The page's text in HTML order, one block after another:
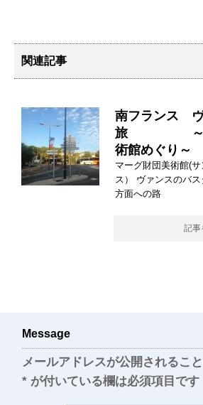
関連記事
南フランス
旅 ～ニー
術館めぐり～
マーグ財団美術館(
ス） ヴァンスのバ
方面への路
記事
Message
メールアドレスが公開されること
* が付いている欄は必須項目です